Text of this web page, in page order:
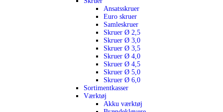
Ansatsskruer
Euro skruer
Samleskruer
Skruer Ø 2,5
Skruer Ø 3,0
Skruer Ø 3,5
Skruer Ø 4,0
Skruer Ø 4,5
Skruer Ø 5,0
Skruer Ø 6,0
Sortimentkasser
Værktøj
Akku værktøj